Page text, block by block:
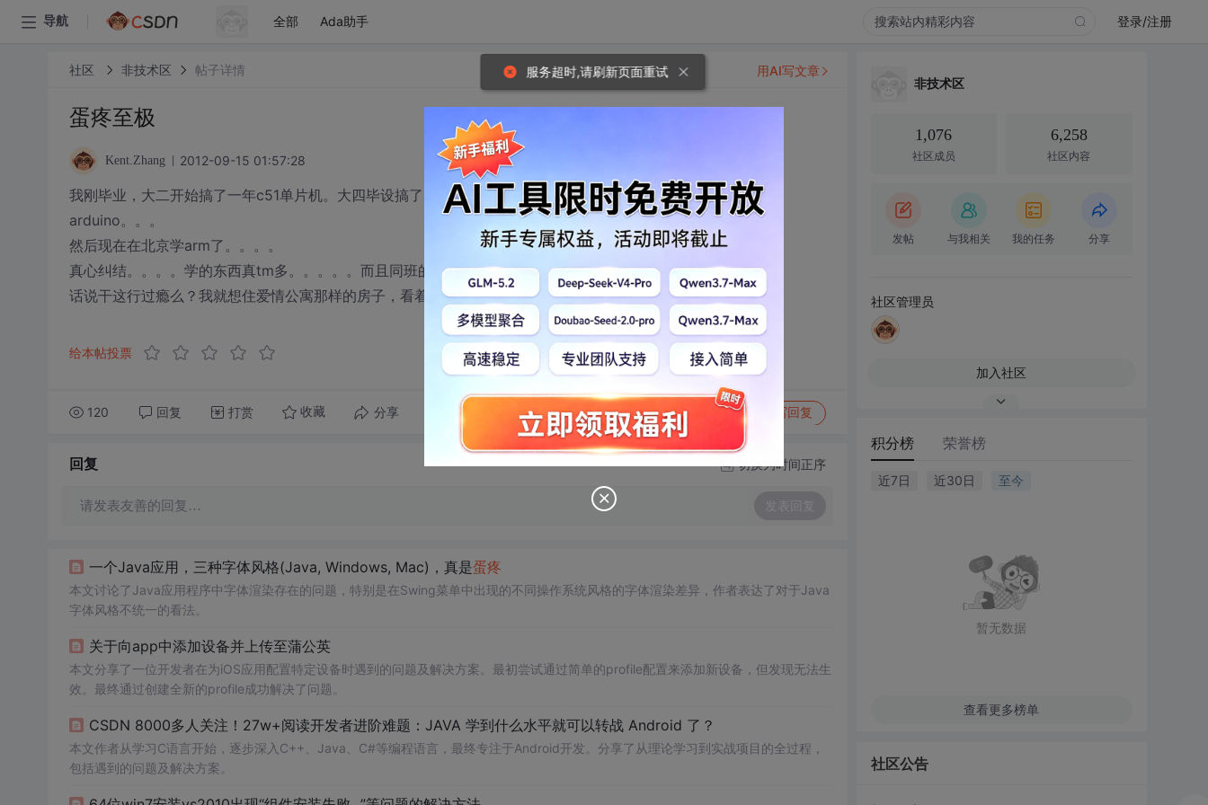
导航 全部 Ada助手 登录/注册
社区 非技术区 帖子详情
蛋疼至极
Kent.Zhang 2012-09-15 01:57:28
我刚毕业，大二开始搞了一年c51单片机。大四毕设搞了msp430的。毕业以后休息了一个月，随便体验了下
arduino。。。
然后现在在北京学arm了。。。。
真心纠结。。。。学的东西真tm多。。。。。而且同班的同学各种菜。。。。。想提速都不成啊。。。
话说干这行过瘾么？我就想住爱情公寓那样的房子，看着老给力了。
给本帖投票
120 回复 打赏 收藏 分享 转发到动态 举报 写回复
用AI写文章
回复 切换为时间正序
请发表友善的回复… 发表回复
一个Java应用，三种字体风格(Java, Windows, Mac)，真是蛋疼
本文讨论了Java应用程序中字体渲染存在的问题，特别是在Swing菜单中出现的不同操作系统风格的字体渲染差异，作者表达了对于Java
字体风格不统一的看法。
关于向app中添加设备并上传至蒲公英
本文分享了一位开发者在为iOS应用配置特定设备时遇到的问题及解决方案。最初尝试通过简单的profile配置来添加新设备，但发现无法生
效。最终通过创建全新的profile成功解决了问题。
CSDN 8000多人关注！27w+阅读开发者进阶难题：JAVA 学到什么水平就可以转战 Android 了？
本文作者从学习C语言开始，逐步深入C++、Java、C#等编程语言，最终专注于Android开发。分享了从理论学习到实战项目的全过程，
包括遇到的问题及解决方案。
非技术区
1,076
社区成员
6,258
社区内容
发帖 与我相关 我的任务 分享
社区管理员
加入社区
积分榜 荣誉榜
近7日 近30日 至今
暂无数据
查看更多榜单
社区公告
服务超时,请刷新页面重试